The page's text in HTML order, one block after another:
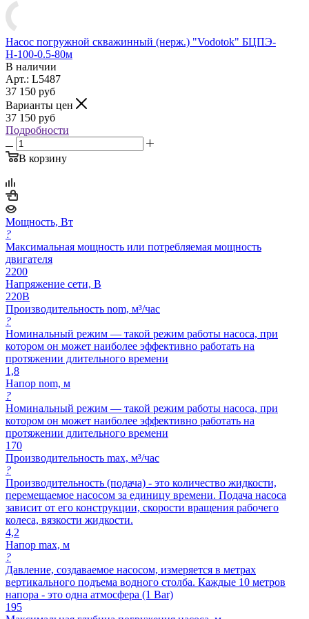
Насос погружной скважинный (нерж.) "Vodotok" БЦПЭ-
Н-100-0.5-80м
В наличии
Арт.: L5487
37 150 руб
Варианты цен
37 150 руб
Подробности
В корзину
Мощность, Вт
?
Максимальная мощность или потребляемая мощность
двигателя
2200
Напряжение сети, В
220В
Производительность nom, м³/час
?
Номинальный режим — такой режим работы насоса, при
котором он может наиболее эффективно работать на
протяжении длительного времени
1,8
Напор nom, м
?
Номинальный режим — такой режим работы насоса, при
котором он может наиболее эффективно работать на
протяжении длительного времени
170
Производительность max, м³/час
?
Производительность (подача) - это количество жидкости,
перемещаемое насосом за единицу времени. Подача насоса
зависит от его конструкции, скорости вращения рабочего
колеса, вязкости жидкости.
4,2
Напор max, м
?
Давление, создаваемое насосом, измеряется в метрах
вертикального подъема водного столба. Каждые 10 метров
напора - это одна атмосфера (1 Bar)
195